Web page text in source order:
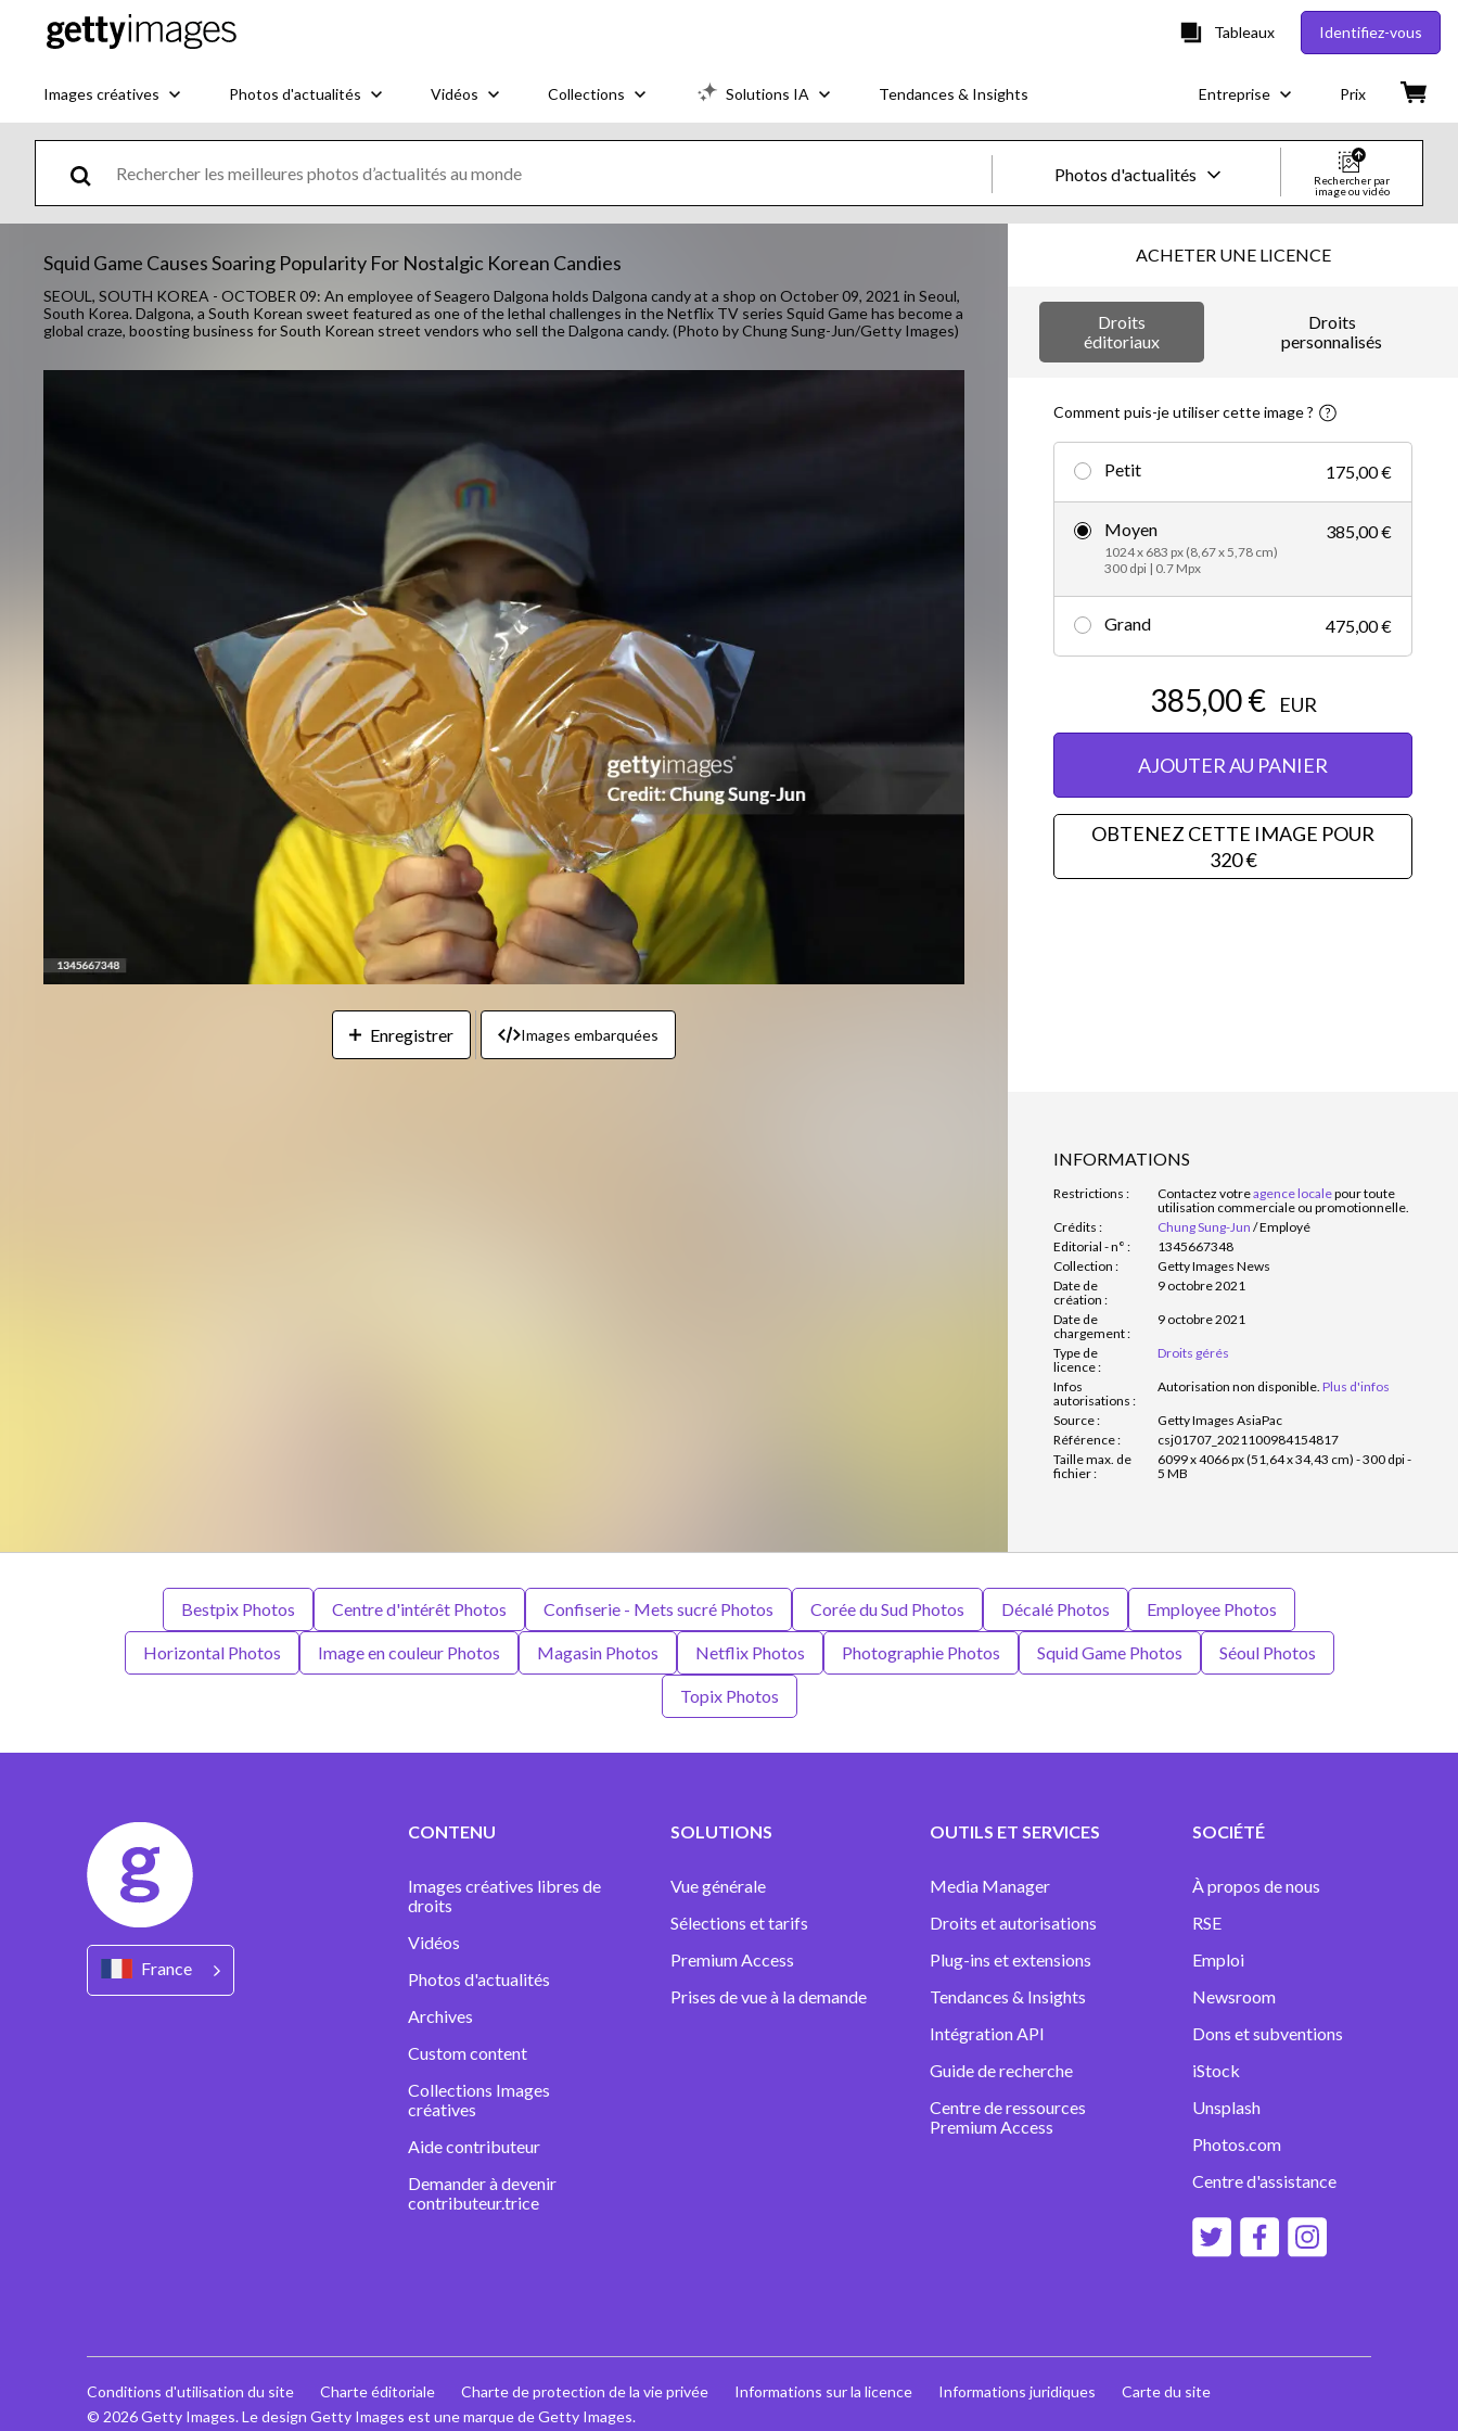
Tableaux Identifiez-vous
Images créatives Photos d'actualités Vidéos Collections Solutions IA Tendances & Insights Entreprise Prix
Photos d'actualités
Images
Images créatives
Vidéos
Vidéos créatives
Rechercher par
image ou vidéo
Squid Game Causes Soaring Popularity For Nostalgic Korean Candies
SEOUL, SOUTH KOREA - OCTOBER 09: An employee of Seagero Dalgona holds Dalgona candy at a shop on October 09, 2021 in Seoul,
South Korea. Dalgona, a South Korean sweet featured as one of the lethal challenges in the Netflix TV series Squid Game has become a
global craze, boosting business for South Korean street vendors who sell the Dalgona candy. (Photo by Chung Sung-Jun/Getty Images)
Enregistrer Images embarquées
ACHETER UNE LICENCE
Droits
éditoriaux
Droits
personnalisés
Comment puis-je utiliser cette image ?
Petit 175,00 €
Moyen
1024 x 683 px (8,67 x 5,78 cm)
300 dpi | 0.7 Mpx
385,00 €
Grand 475,00 €
385,00 € EUR
AJOUTER AU PANIER
OBTENEZ CETTE IMAGE POUR
320 €
INFORMATIONS
Restrictions : Contactez votreagence localepour toute
utilisation commerciale ou promotionnelle.
Crédits :
Chung Sung-Jun /Employé
Editorial - n° :
1345667348
Collection :
Getty Images News
Date de
création :
9 octobre 2021
Date de
chargement :
9 octobre 2021
Type de
licence :
Droits gérés
Infos
autorisations :
Autorisation non disponible. Plus d'infos
Source :
Getty Images AsiaPac
Référence :
csj01707_2021100984154817
Taille max. de
fichier :
6099 x 4066 px (51,64 x 34,43 cm) - 300 dpi -
5 MB
Bestpix Photos Centre d'intérêt Photos Confiserie - Mets sucré Photos Corée du Sud Photos Décalé Photos Employee Photos
Horizontal Photos Image en couleur Photos Magasin Photos Netflix Photos Photographie Photos Squid Game Photos Séoul Photos
Topix Photos
France
CONTENU
Images créatives libres de
droits
Vidéos
Photos d'actualités
Archives
Custom content
Collections Images
créatives
Aide contributeur
Demander à devenir
contributeur.trice
SOLUTIONS
Vue générale
Sélections et tarifs
Premium Access
Prises de vue à la demande
OUTILS ET SERVICES
Media Manager
Droits et autorisations
Plug-ins et extensions
Tendances & Insights
Intégration API
Guide de recherche
Centre de ressources
Premium Access
SOCIÉTÉ
À propos de nous
RSE
Emploi
Newsroom
Dons et subventions
iStock
Unsplash
Photos.com
Centre d'assistance
© 2026 Getty Images. Le design Getty Images est une marque de Getty Images.
Conditions d'utilisation du site Charte éditoriale Charte de protection de la vie privée Informations sur la licence Informations juridiques Carte du site